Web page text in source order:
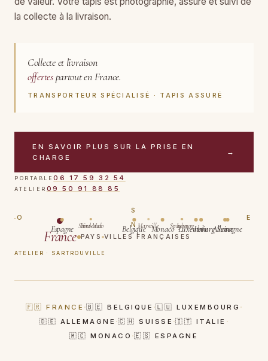
la collecte à la livraison.
Collecte et livraison
offertespartout en France.
TRANSPORTEUR SPÉCIALISÉ · TAPIS ASSURÉ
EN SAVOIR PLUS SUR LA PRISE EN
CHARGE
→
PORTABLE06 17 59 32 54
ATELIER 09 50 91 88 85
N
S
O
E
France
ATELIER · SARTROUVILLE
Belgique LuxembourgAllemagne
Suisse
Italie
Monaco
Espagne Saint-Malo Strasbourg
Lyon
Marseille
Bordeaux
PAYS VILLES FRANÇAISES
🇫🇷 FRANCE ·🇧🇪 BELGIQUE ·🇱🇺 LUXEMBOURG ·
🇩🇪 ALLEMAGNE ·🇨🇭 SUISSE ·🇮🇹 ITALIE ·
🇲🇨 MONACO ·🇪🇸 ESPAGNE